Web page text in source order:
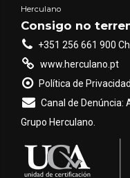
Herculano
Consigo no
+351 256 661 900
www.herculano.pt
Política de
Canal de Denúncia:
Grupo Herculano.